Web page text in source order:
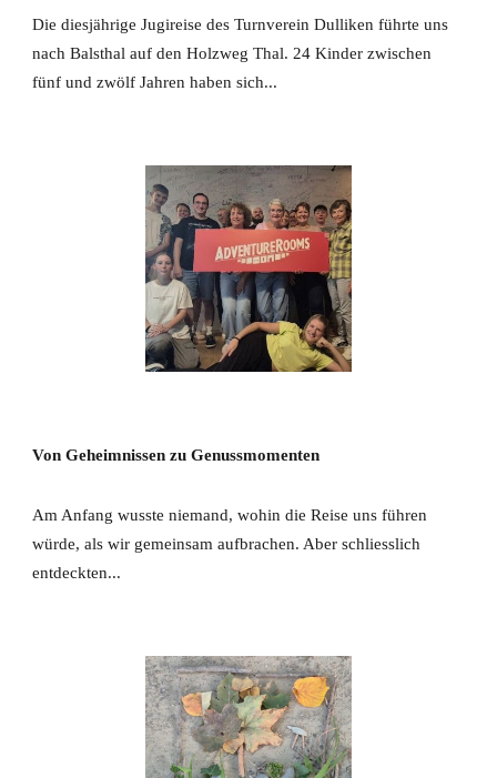
Die diesjährige Jugireise des Turnverein Dulliken führte uns
nach Balsthal auf den Holzweg Thal. 24 Kinder zwischen
fünf und zwölf Jahren haben sich...
Von Geheimnissen zu Genussmomenten
Am Anfang wusste niemand, wohin die Reise uns führen
würde, als wir gemeinsam aufbrachen. Aber schliesslich
entdeckten...